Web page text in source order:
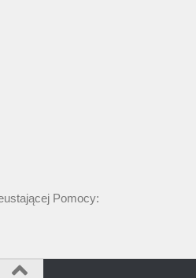
Pomocy: